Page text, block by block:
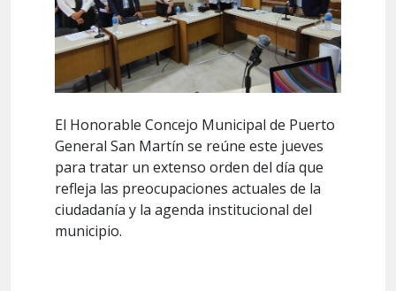
El Honorable Concejo Municipal de Puerto
General San Martín se reúne este jueves
para tratar un extenso orden del día que
refleja las preocupaciones actuales de la
ciudadanía y la agenda institucional del
municipio.